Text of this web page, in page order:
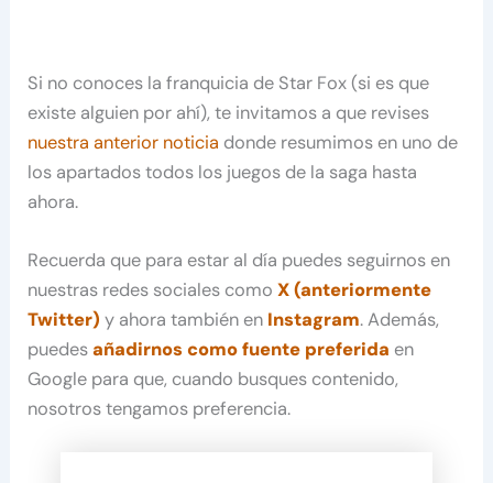
Si no conoces la franquicia de Star Fox (si es que
existe alguien por ahí), te invitamos a que revises
nuestra anterior noticia donde resumimos en uno de
los apartados todos los juegos de la saga hasta
ahora.
Recuerda que para estar al día puedes seguirnos en
nuestras redes sociales comoX (anteriormente
Twitter) y ahora también en Instagram. Además,
puedesañadirnos como fuente preferida en
Google para que, cuando busques contenido,
nosotros tengamos preferencia.